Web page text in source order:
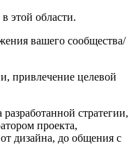
этой области.
вашего сообщества/
привлечение целевой
стратегии,
проекта,
дизайна, до общения с